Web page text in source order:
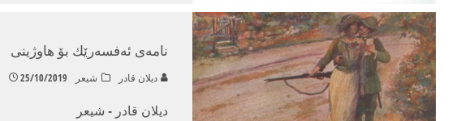
نامه‌ی ئه‌فسه‌رێك بۆ هاوژینی
دیلان قادر شیعر 25/10/2019
دیلان قادر - شیعر